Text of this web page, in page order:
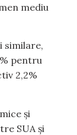
mediu
similare,
pentru
2,2%
și
SUA și